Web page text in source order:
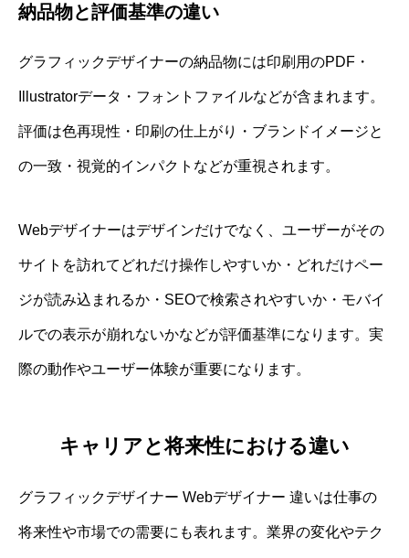
納品物と評価基準の違い
グラフィックデザイナーの納品物には印刷用のPDF・
Illustratorデータ・フォントファイルなどが含まれます。
評価は色再現性・印刷の仕上がり・ブランドイメージと
の一致・視覚的インパクトなどが重視されます。
Webデザイナーはデザインだけでなく、ユーザーがその
サイトを訪れてどれだけ操作しやすいか・どれだけペー
ジが読み込まれるか・SEOで検索されやすいか・モバイ
ルでの表示が崩れないかなどが評価基準になります。実
際の動作やユーザー体験が重要になります。
キャリアと将来性における違い
グラフィックデザイナー Webデザイナー 違いは仕事の
将来性や市場での需要にも表れます。業界の変化やテク